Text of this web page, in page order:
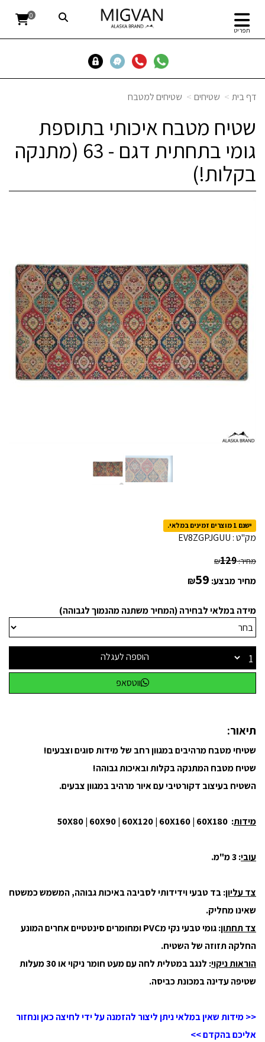
תפריט
0
דף בית שטיחים שטיחים למטבח
שטיח מטבח איכותי בתוספת
גומי בתחתית דגם - 63 (מתנקה
בקלות!)
ישנם 1 מוצרים זמינים במלאי.
מק"ט : EV8ZGPJGUU
מחיר: ₪129
מחיר מבצע: ₪59
מידה במלאי לבחירה (המחיר משתנה מהנמוך לגבוהה)
הוספה לעגלה
ווטסאפ
תיאור:
שטיחי מטבח מרהיבים במגוון רחב של מידות סוגים וצבעים!
שטיח מטבח המתנקה בקלות ובאיכות גבוהה!
השטיח בעיצוב דקורטיבי עם איור מרהיב במגוון צבעים.
מידות: 50X80 | 60X90 | 60X120 | 60X160 | 60X180
עובי: 3 מ"מ.
צד עליון: בד טבעי וידידותי לסביבה באיכות גבוהה, המשמש כמשטח
שאינו מחליק.
צד תחתון
: גומי טבעי נקי מPVC ומחומרים סינטטיים אחרים המונע
החלקה תזוזה של השטיח.
הוראות ניקוי
: לנגב במטלית לחה עם מעט חומר ניקוי או 30 מעלות
שטיפה עדינה במכונת כביסה.
<< מידות שאין במלאי ניתן ליצור להזמנה על ידי לחיצה כאן ונחזור
אליכם בהקדם >>